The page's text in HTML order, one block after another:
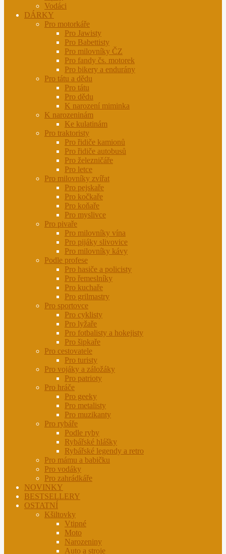
Vodáci
DÁRKY
Pro motorkáře
Pro Jawisty
Pro Babettisty
Pro milovníky ČZ
Pro fandy čs. motorek
Pro bikery a endurány
Pro tátu a dědu
Pro tátu
Pro dědu
K narození miminka
K narozeninám
Ke kulatinám
Pro traktoristy
Pro řidiče kamionů
Pro řidiče autobusů
Pro železničáře
Pro letce
Pro milovníky zvířat
Pro pejskaře
Pro kočkaře
Pro koňaře
Pro myslivce
Pro pivaře
Pro milovníky vína
Pro pijáky slivovice
Pro milovníky kávy
Podle profese
Pro hasiče a policisty
Pro řemeslníky
Pro kuchaře
Pro grilmastry
Pro sportovce
Pro cyklisty
Pro lyžaře
Pro fotbalisty a hokejisty
Pro šipkaře
Pro cestovatele
Pro turisty
Pro vojáky a záložáky
Pro patrioty
Pro hráče
Pro geeky
Pro metalisty
Pro muzikanty
Pro rybáře
Podle ryby
Rybářské hlášky
Rybářské legendy a retro
Pro mámu a babičku
Pro vodáky
Pro zahrádkáře
NOVINKY
BESTSELLERY
OSTATNÍ
Kšiltovky
Vtipné
Moto
Narozeniny
Auto a stroje